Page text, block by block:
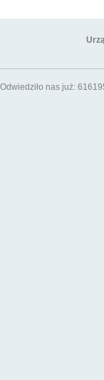
Odwiedziło nas już: